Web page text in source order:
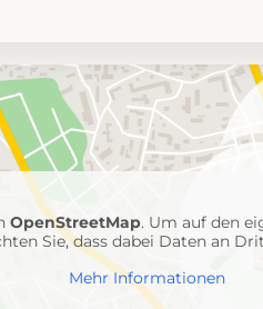
OpenStreetMap. Um auf den
Sie, dass dabei Daten an
Mehr Informationen